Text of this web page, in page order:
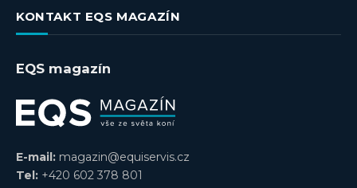
KONTAKT EQS MAGAZÍN
EQS magazín
E-mail: magazin@equiservis.cz
Tel: +420 602 378 801